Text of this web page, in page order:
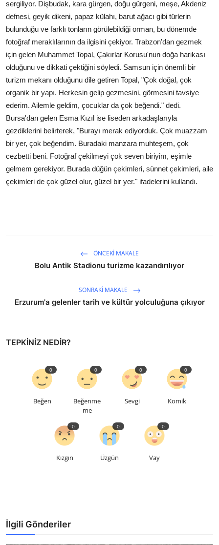
sergiliyor. Dişbudak, kara gürgen, doğu gürgeni, meşe, Akdeniz
defnesi, geyik dikeni, papaz külahı, barut ağacı gibi türlerin
bulunduğu ve farklı tonların görülebildiği orman, bu dönemde
fotoğraf meraklılarının da ilgisini çekiyor. Trabzon'dan gezmek
için gelen Muhammet Topal, Çakırlar Korusu'nun doğa harikası
olduğunu ve dikkati çektiğini söyledi. Samsun için önemli bir
turizm mekanı olduğunu dile getiren Topal, "Çok doğal, çok
organik bir yapı. Herkesin gelip gezmesini, görmesini tavsiye
ederim. Ailemle geldim, çocuklar da çok beğendi." dedi.
Bursa'dan gelen Esma Kızıl ise liseden arkadaşlarıyla
gezdiklerini belirterek, "Burayı merak ediyorduk. Çok muazzam
bir yer, çok beğendim. Buradaki manzara muhteşem, çok
cezbetti beni. Fotoğraf çekilmeyi çok seven biriyim, eşimle
gelmem gerekiyor. Burada düğün çekimleri, sünnet çekimleri, aile
çekimleri de çok güzel olur, güzel bir yer." ifadelerini kullandı.
ÖNCEKI MAKALE
Bolu Antik Stadionu turizme kazandırılıyor
SONRAKI MAKALE
Erzurum'a gelenler tarih ve kültür yolculuğuna çıkıyor
TEPKINIZ NEDIR?
Beğen
0
Beğenme
me
0
Sevgi
0
Komik
0
Kızgın
0
Üzgün
0
Vay
0
İlgili Gönderiler